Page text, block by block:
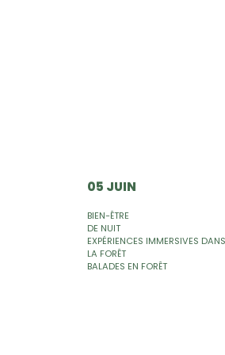
05 JUIN
BIEN-ÊTRE
DE NUIT
EXPÉRIENCES IMMERSIVES DANS
LA FORÊT
BALADES EN FORÊT